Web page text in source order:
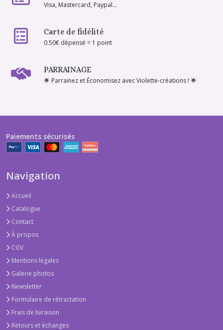
Visa, Mastercard, Paypal...
Carte de fidélité
0.50€ dépensé = 1 point
PARRAINAGE
🌟 Parrainez et Économisez avec Violette-créations ! 🌟
Paiements sécurisés
Navigation
Accueil
Catalogue
Contact
À propos
CGV
Mentions légales
Galerie photos
Newsletter
Formulaire de rétractation
Frais de livraison
Retours et échanges